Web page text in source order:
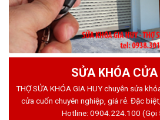
SỬA KHÓA CỬA
THỢ SỬA KHÓA GIA HUY chuyên sửa
cửa cuốn chuyên nghiệp, giá rẻ. Đặc
Hotline: 0904.224.100 (Gọi